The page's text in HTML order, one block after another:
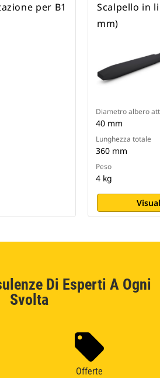
per B1
Scalpello in
mm)
Diametro albero
40 mm
Lunghezza totale
360 mm
Peso
4 kg
Di Esperti A Ogni
Svolta
Offerte